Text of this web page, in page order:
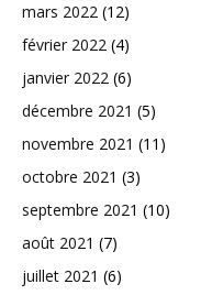
mars 2022 (12)
février 2022 (4)
janvier 2022 (6)
décembre 2021 (5)
novembre 2021 (11)
octobre 2021 (3)
septembre 2021 (10)
août 2021 (7)
juillet 2021 (6)